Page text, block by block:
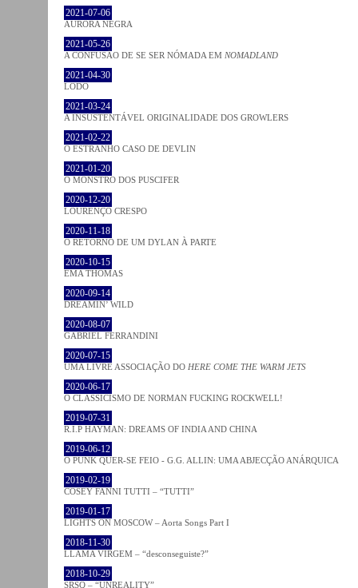
2021-07-06
AURORA NEGRA
2021-05-26
A CONFUSÃO DE SE SER NÓMADA EM NOMADLAND
2021-04-30
LODO
2021-03-24
A INSUSTENTÁVEL ORIGINALIDADE DOS GROWLERS
2021-02-22
O ESTRANHO CASO DE DEVLIN
2021-01-20
O MONSTRO DOS PUSCIFER
2020-12-20
LOURENÇO CRESPO
2020-11-18
O RETORNO DE UM DYLAN À PARTE
2020-10-15
EMA THOMAS
2020-09-14
DREAMIN’ WILD
2020-08-07
GABRIEL FERRANDINI
2020-07-15
UMA LIVRE ASSOCIAÇÃO DO HERE COME THE WARM JETS
2020-06-17
O CLASSICISMO DE NORMAN FUCKING ROCKWELL!
2019-07-31
R.I.P HAYMAN: DREAMS OF INDIA AND CHINA
2019-06-12
O PUNK QUER-SE FEIO - G.G. ALLIN: UMA ABJECÇÃO ANÁRQUICA
2019-02-19
COSEY FANNI TUTTI – “TUTTI”
2019-01-17
LIGHTS ON MOSCOW – Aorta Songs Part I
2018-11-30
LLAMA VIRGEM – “desconseguiste?”
2018-10-29
SRSQ – “UNREALITY”